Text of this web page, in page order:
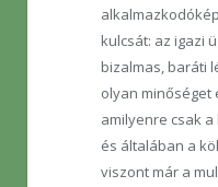
kulcsát: az igazi
bizalmas, baráti
olyan minőséget
amilyenre csak
és általában a
viszont már a